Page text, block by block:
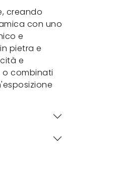
creando
con uno
e
pietra e
e
o combinati